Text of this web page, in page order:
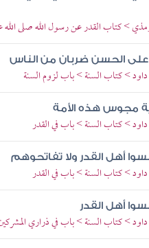
> كتاب القدر عن رسول الله صلى
الحسن ضربان من الناس
> كتاب السنة > باب لزوم السنة
مجوس هذه الأمة
> كتاب السنة > باب في القدر
أهل القدر ولا تفاتحوهم
> كتاب السنة > باب في القدر
أهل القدر
> كتاب السنة > باب في ذراري